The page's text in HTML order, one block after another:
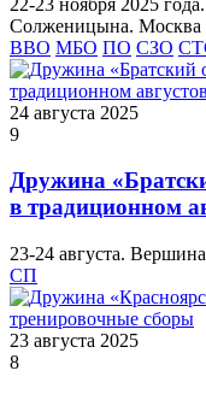
Солженицына. Москва
ВВО МБО ПО СЗО
24 августа 2025
9
Дружина
в традиционном
23-24 августа.
СП
23 августа 2025
8